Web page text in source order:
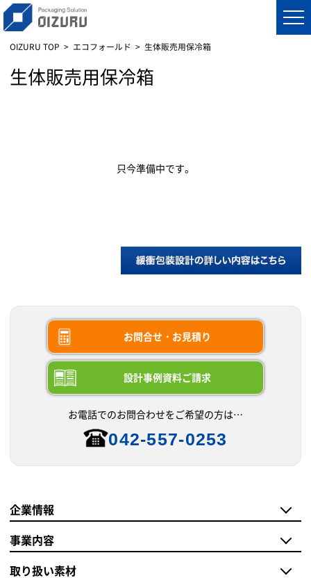
OIZURU TOP エコフォールド 生体販売用保冷箱
生体販売用保冷箱
只今準備中です。
お問合せ・お見積り
設計事例資料ご請求
お電話でのお問合わせをご希望の方は…
042-557-0253
企業情報
事業内容
取り扱い素材